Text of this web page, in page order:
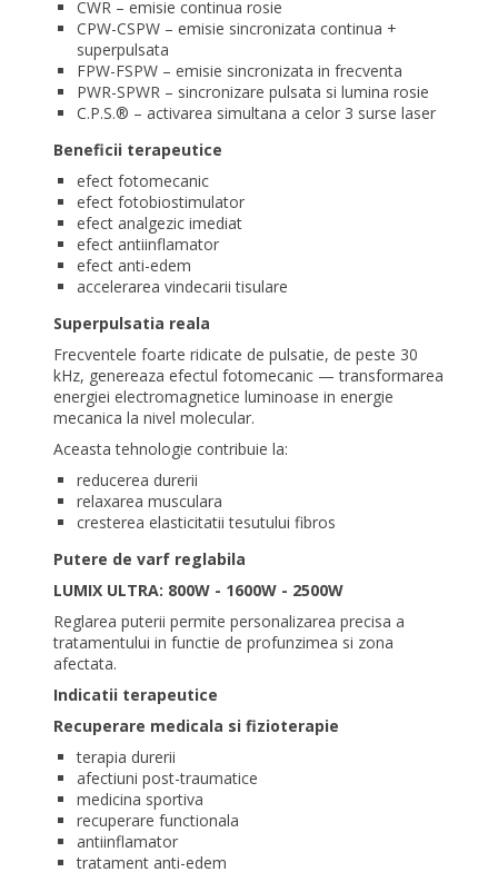
CWR – emisie continua rosie
CPW-CSPW – emisie sincronizata continua +
superpulsata
FPW-FSPW – emisie sincronizata in frecventa
PWR-SPWR – sincronizare pulsata si lumina rosie
C.P.S.® – activarea simultana a celor 3 surse laser
Beneficii terapeutice
efect fotomecanic
efect fotobiostimulator
efect analgezic imediat
efect antiinflamator
efect anti-edem
accelerarea vindecarii tisulare
Superpulsatia reala
Frecventele foarte ridicate de pulsatie, de peste 30
kHz, genereaza efectul fotomecanic — transformarea
energiei electromagnetice luminoase in energie
mecanica la nivel molecular.
Aceasta tehnologie contribuie la:
reducerea durerii
relaxarea musculara
cresterea elasticitatii tesutului fibros
Putere de varf reglabila
LUMIX ULTRA: 800W - 1600W - 2500W
Reglarea puterii permite personalizarea precisa a
tratamentului in functie de profunzimea si zona
afectata.
Indicatii terapeutice
Recuperare medicala si fizioterapie
terapia durerii
afectiuni post-traumatice
medicina sportiva
recuperare functionala
antiinflamator
tratament anti-edem